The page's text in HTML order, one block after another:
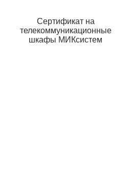
Сертификат на
телекоммуникационные
шкафы МИКсистем